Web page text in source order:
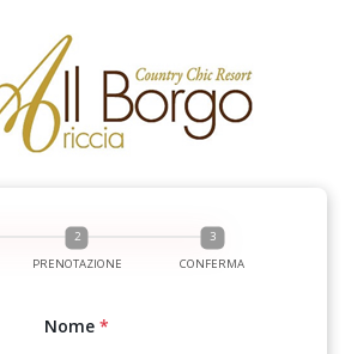
PRENOTAZIONE CONFERMA
Nome *